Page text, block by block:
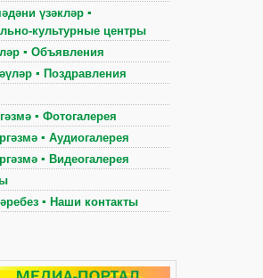
үзәкләр ▪
культурные центры
▪ Объявления
▪ Поздравления
▪ Фотогалерея
▪ Аудиогалерея
▪ Видеогалерея
▪ Наши контакты